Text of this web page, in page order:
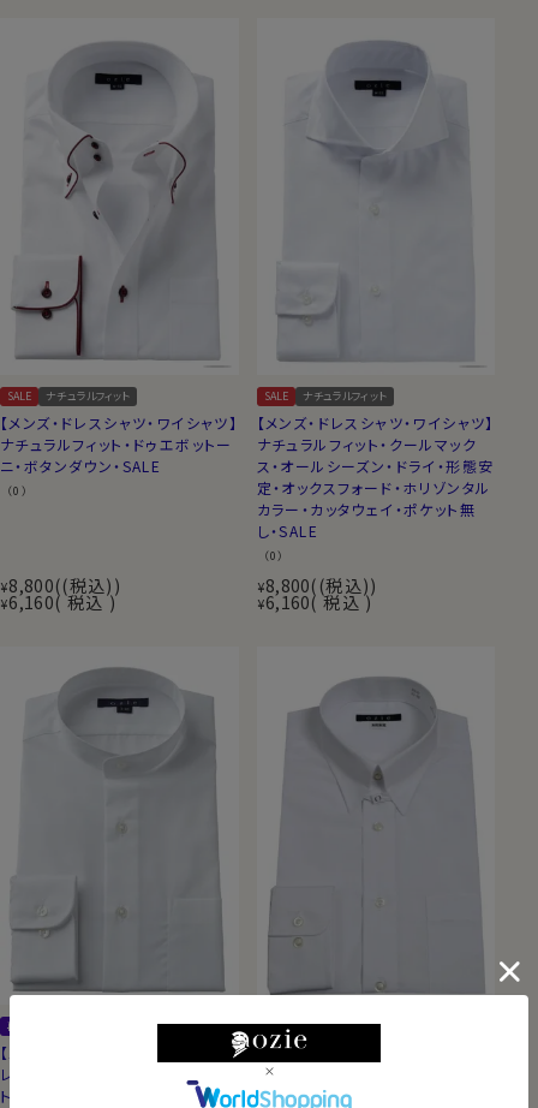
SALE ナチュラルフィット
【メンズ・ドレスシャツ・ワイシャツ】
ナチュラルフィット・ドゥエボットー
ニ・ボタンダウン・SALE
（0）
¥8,800 (税込)
¥6,160 税込
SALE ナチュラルフィット
【メンズ・ドレスシャツ・ワイシャツ】
ナチュラルフィット・クールマック
ス・オールシーズン・ドライ・形態安
定・オックスフォード・ホリゾンタル
カラー・カッタウェイ・ポケット無
し・SALE
（0）
¥8,800 (税込)
¥6,160 税込
再入荷 レギュラーフィット
【メンズ・ドレスシャツ・ワイシャツ】
レギュラーフィット・プレミアムコッ
トン・形態安定・ブロード・綿
定番商品 レギュラーフィット
【メンズ・ドレスシャツ・ワイシャツ】
レギュラーフィット・形態安定・ブロ
ード・タブカラー